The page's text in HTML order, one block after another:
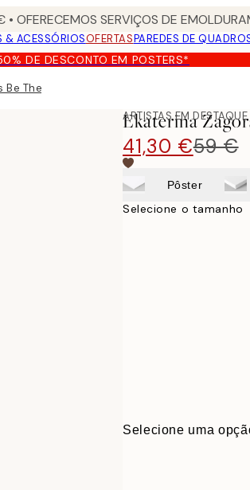
OFERECEMOS SERVIÇOS DE
& ACESSÓRIOSOFERTASPAREDES DE
DE DESCONTO EM POSTERS*
There for You Tela
ARTISTAS EM DESTAQUE
Ekaterina
41,30 €59 €
Pôster
Selecione o tamanho
Selecione uma